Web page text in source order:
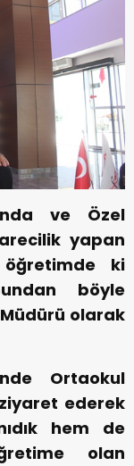
ve Özel
yapan
ki
böyle
olarak
Ortaokul
ederek
hem de
olan